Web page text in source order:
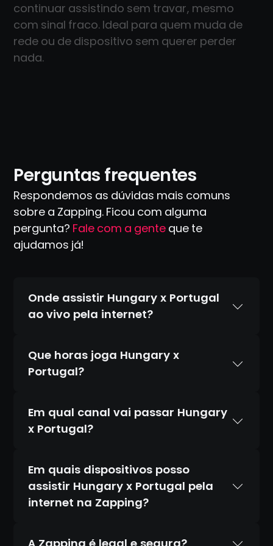
continuar assistindo sem travar, mesmo
com sinal fraco. Ideal para quem muda de
rede ou de dispositivo sem querer perder
nada.
Perguntas frequentes
Respondemos as dúvidas mais comuns
sobre a Zapping. Ficou com alguma
pergunta? Fale com a gente que te
ajudamos já!
Onde assistir Hungary x Portugal
ao vivo pela internet?
Que horas joga Hungary x
Portugal?
Em qual canal vai passar Hungary
x Portugal?
Em quais dispositivos posso
assistir Hungary x Portugal pela
internet na Zapping?